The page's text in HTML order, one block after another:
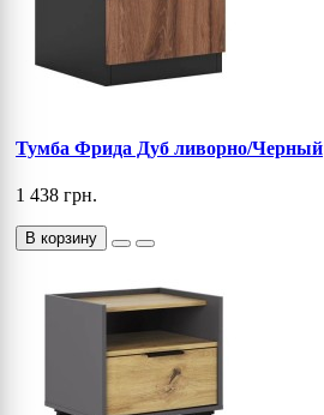
Тумба Фрида Дуб ливорно/Черный
1 438 грн.
В корзину